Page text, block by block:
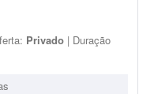
Privado | Duração